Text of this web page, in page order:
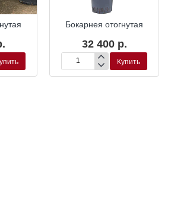
Бокарнея отогнутая
32 400 р.
Бокарнея
отогнутая
Купить